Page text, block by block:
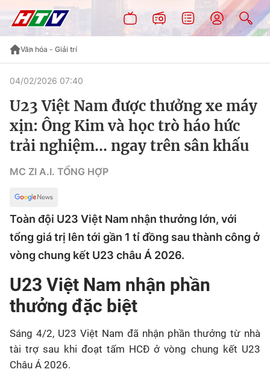
Văn hóa - Giải trí
04/02/2026 07:40
U23 Việt Nam được thưởng xe máy
xịn: Ông Kim và học trò háo hức
trải nghiệm… ngay trên sân khấu
MC ZI A.I. TỔNG HỢP
Toàn đội U23 Việt Nam nhận thưởng lớn, với
tổng giá trị lên tới gần 1 tỉ đồng sau thành công ở
vòng chung kết U23 châu Á 2026.
U23 Việt Nam nhận phần
thưởng đặc biệt
Sáng 4/2, U23 Việt Nam đã nhận phần thưởng từ nhà
tài trợ sau khi đoạt tấm HCĐ ở vòng chung kết U23
Châu Á 2026.